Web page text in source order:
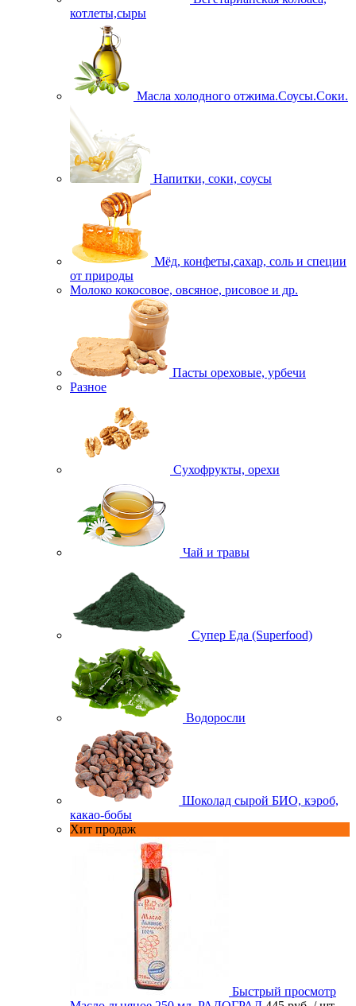
котлеты,сыры
Масла холодного отжима.Соусы.Соки.
Напитки, соки, соусы
Мёд, конфеты,сахар, соль и специи
от природы
Молоко кокосовое, овсяное, рисовое и др.
Пасты ореховые, урбечи
Разное
Сухофрукты, орехи
Чай и травы
Супер Еда (Superfood)
Водоросли
Шоколад сырой БИО, кэроб,
какао-бобы
Хит продаж
Быстрый просмотр